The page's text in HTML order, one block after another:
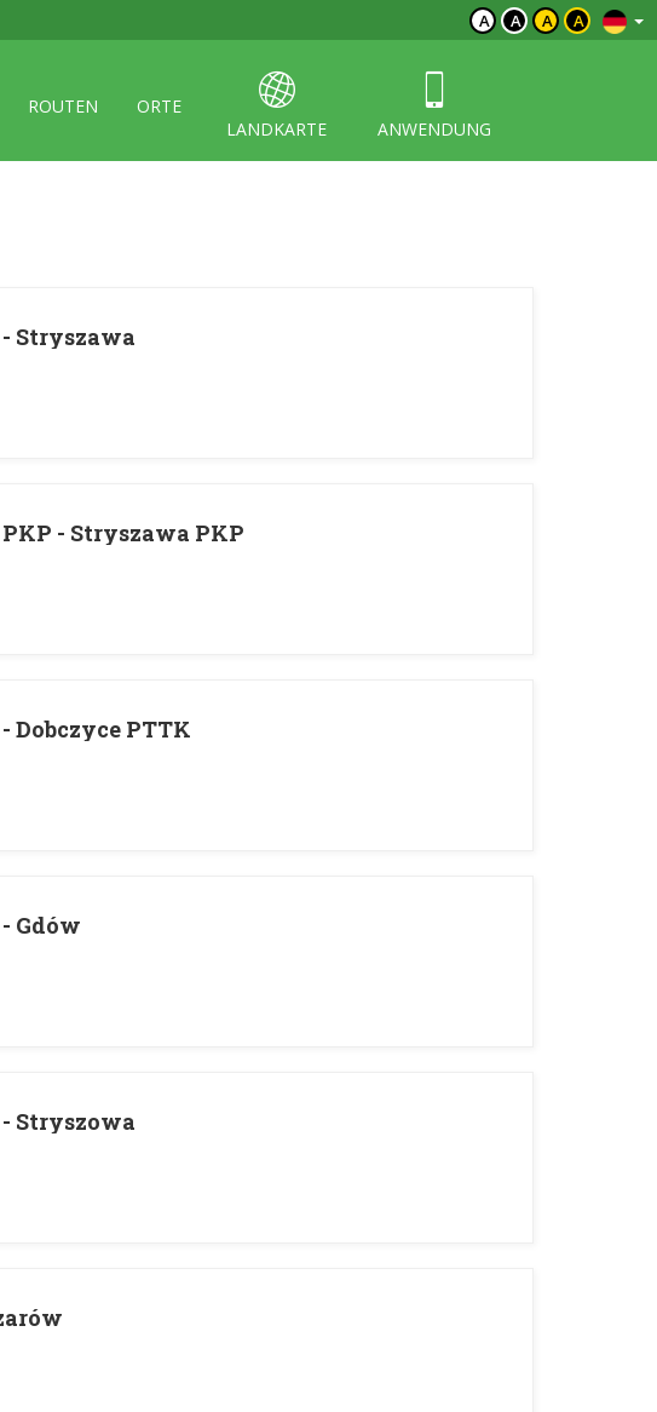
A A A A
ROUTEN
ORTE
LANDKARTE
ANWENDUNG
Stryszawa
- Stryszawa PKP
Dobczyce PTTK
Gdów
Stryszowa